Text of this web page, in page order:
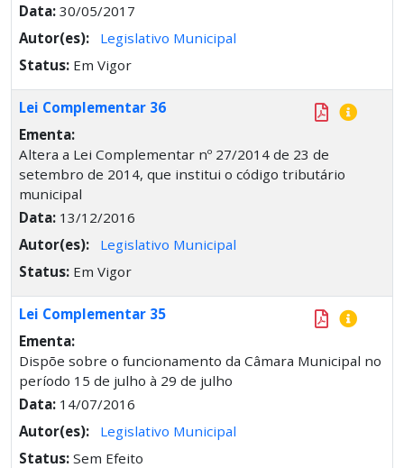
Data: 30/05/2017
Autor(es):
Legislativo Municipal
Status: Em Vigor
Lei Complementar 36
Ementa:
Altera a Lei Complementar nº 27/2014 de 23 de
setembro de 2014, que institui o código tributário
municipal
Data: 13/12/2016
Autor(es):
Legislativo Municipal
Status: Em Vigor
Lei Complementar 35
Ementa:
Dispõe sobre o funcionamento da Câmara Municipal no
período 15 de julho à 29 de julho
Data: 14/07/2016
Autor(es):
Legislativo Municipal
Status: Sem Efeito